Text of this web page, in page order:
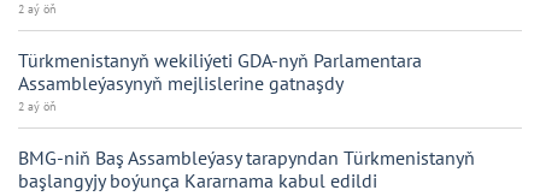
2 aý öň
Türkmenistanyň wekiliýeti GDA-nyň Parlamentara
Assambleýasynyň mejlislerine gatnaşdy
2 aý öň
BMG-niň Baş Assambleýasy tarapyndan Türkmenistanyň
başlangyjy boýunça Kararnama kabul edildi